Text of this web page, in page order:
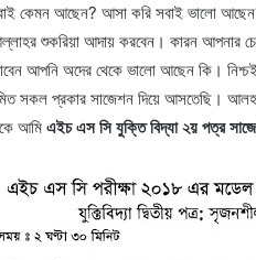
কেমন আছেন? আসা করি সবাই ভালো
শুকরিয়া আদায় করবেন। কারন আপনার
আপনি অদের থেকে ভালো আছেন কি।
সকল প্রকার সাজেশন দিয়ে আসতেছি।
আমি এইচ এস সি যুক্তি বিদ্যা ২য় পত্র